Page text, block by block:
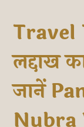
Travel
लद्दाख
जानें
Nubra